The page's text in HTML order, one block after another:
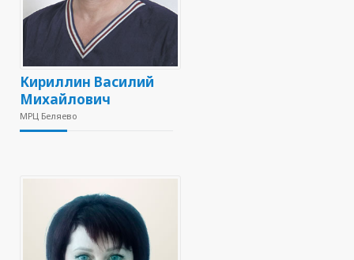
Кириллин Василий
Михайлович
МРЦ Беляево